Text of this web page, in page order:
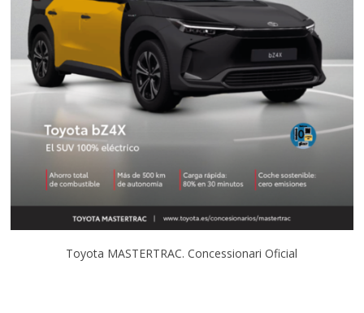
Toyota MASTERTRAC. Concessionari Oficial